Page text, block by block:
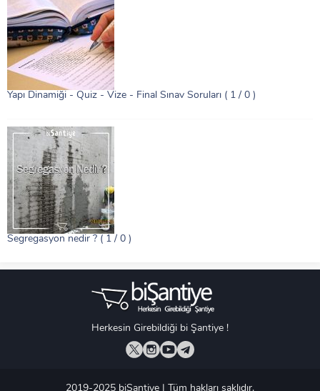
Yapı Dinamiği - Quiz - Vize - Final Sınav Soruları ( 1 / 0 )
Segregasyon nedir ? ( 1 / 0 )
Herkesin Girebildiği bi Şantiye !
2019-2025 biŞantiye | Tüm hakları saklıdır.